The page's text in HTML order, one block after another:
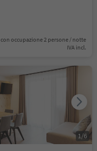
con occupazione 2 persone / notte
IVA incl.
1/6